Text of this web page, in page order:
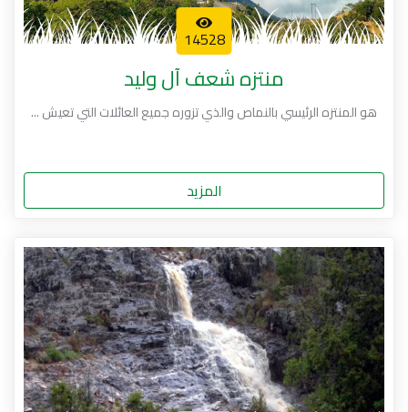
14528
منتزه شعف آل وليد
هو المنتزه الرئيسي بالنماص والذي تزوره جميع العائلات التي تعيش ...
المزيد